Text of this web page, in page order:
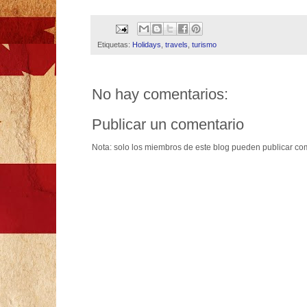
Etiquetas: Holidays travels turismo
No hay comentarios:
Publicar un comentario
Nota: solo los miembros de este blog pueden publicar